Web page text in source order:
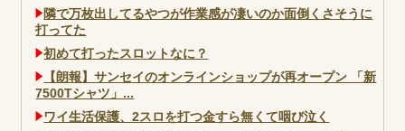
隣で万枚出してるやつが作業感が凄いのか面倒くさそうに
打ってた
初めて打ったスロットなに？
【朗報】サンセイのオンラインショップが再オープン 「新
7500Tシャツ」...
ワイ生活保護、2スロを打つ金すら無くて咽び泣く